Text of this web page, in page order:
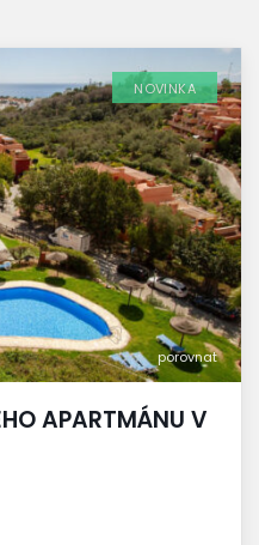
porovnat
NOVINKA
APARTMÁNU V